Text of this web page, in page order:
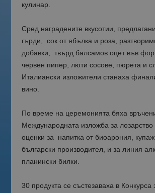
кулинар.
Сред наградените вкусотии,
гърди, сок от ябълка и роза,
добавки, твърд балсамов оцет във
червен пипер, люти сосове, пюрета и
Италиански изложители станаха
вино.
По време на церемонията бяха
Международната изложба за
оценки за напитка от биоарония,
български производител, и за линия
планински билки.
30 продукта се състезаваха в